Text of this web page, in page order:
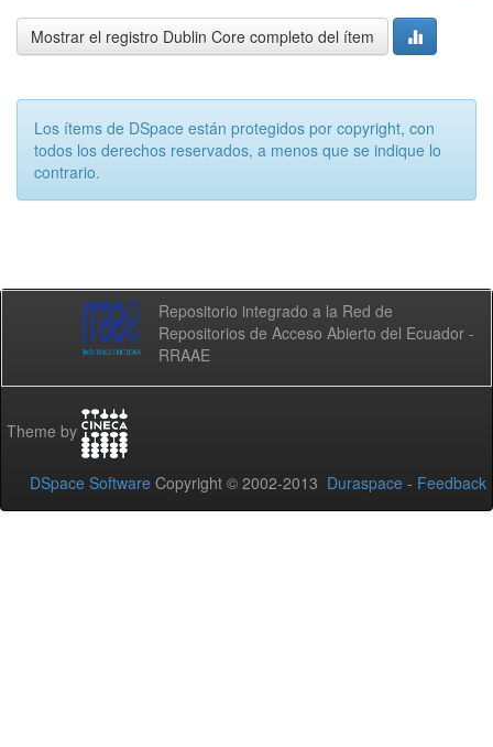
Mostrar el registro Dublin Core completo del ítem
Los ítems de DSpace están protegidos por copyright, con
todos los derechos reservados, a menos que se indique lo
contrario.
Repositorio integrado a la Red de
Repositorios de Acceso Abierto del Ecuador -
RRAAE
Theme by
DSpace Software Copyright © 2002-2013 Duraspace - Feedback